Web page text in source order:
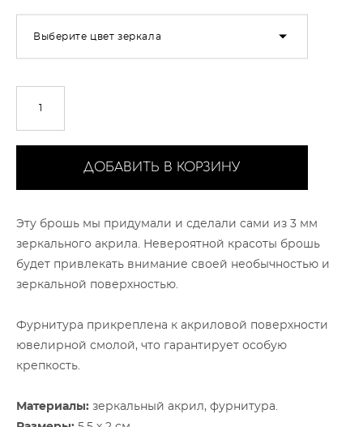
Выберите цвет зеркала
ДОБАВИТЬ В КОРЗИНУ
Эту брошь мы придумали и сделали сами из 3 мм
зеркального акрила. Невероятной красоты брошь
будет привлекать внимание своей необычностью и
зеркальной поверхностью.
Фурнитура прикреплена к акриловой поверхности
ювелирной смолой, что гарантирует особую
крепкость.
Материалы: зеркальный акрил, фурнитура.